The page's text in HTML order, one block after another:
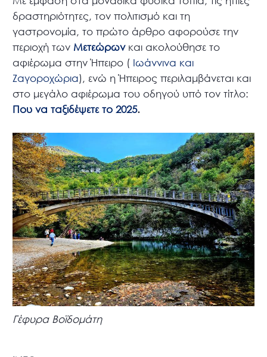
δραστηριότητες, τον πολιτισμό και τη
γαστρονομία, το πρώτο άρθρο αφορούσε την
περιοχή των Μετεώρωνκαι ακολούθησε το
αφιέρωμα στην Ήπειρο ( Ιωάννινα και
Ζαγοροχώρια), ενώ η Ήπειρος περιλαμβάνεται και
στο μεγάλο αφιέρωμα του οδηγού υπό τον τίτλο:
Που να ταξιδέψετε το 2025.
Γέφυρα Βοϊδομάτη